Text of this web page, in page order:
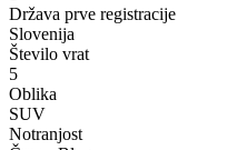
Država prve registracije
Slovenija
Število vrat
5
Oblika
SUV
Notranjost